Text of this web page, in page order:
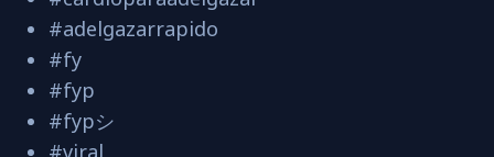
#adelgazarrapido
#fy
#fyp
#fypシ
#viral